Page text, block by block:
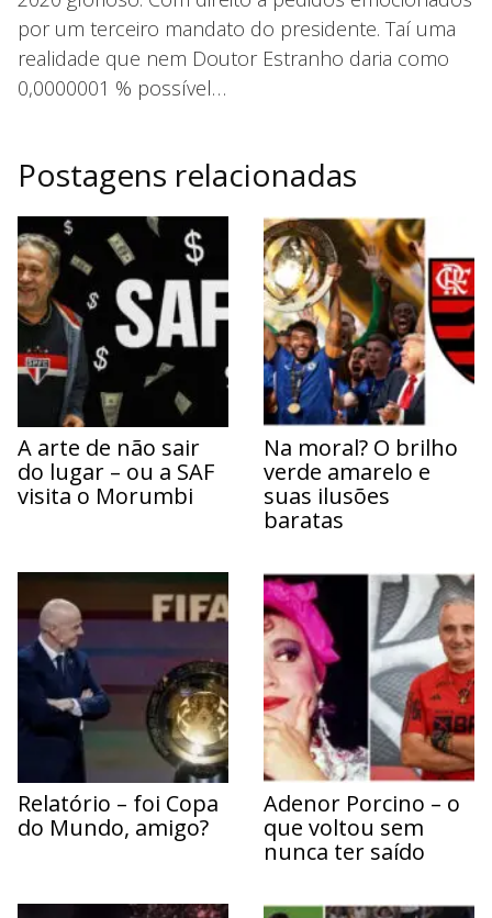
por um terceiro mandato do presidente. Taí uma
realidade que nem Doutor Estranho daria como
0,0000001 % possível…
Postagens relacionadas
A arte de não sair
do lugar – ou a SAF
visita o Morumbi
Na moral? O brilho
verde amarelo e
suas ilusões
baratas
Relatório – foi Copa
do Mundo, amigo?
Adenor Porcino – o
que voltou sem
nunca ter saído